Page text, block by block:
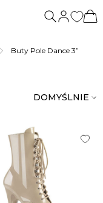
Buty Pole Dance 3”
DOMYŚLNIE